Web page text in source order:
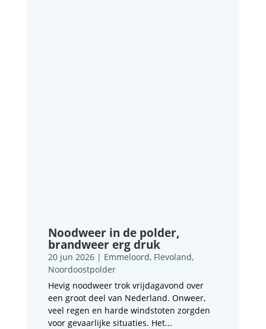
Noodweer in de polder,
brandweer erg druk
20 jun 2026| Emmeloord, Flevoland,
Noordoostpolder
Hevig noodweer trok vrijdagavond over
een groot deel van Nederland. Onweer,
veel regen en harde windstoten zorgden
voor gevaarlijke situaties. Het...